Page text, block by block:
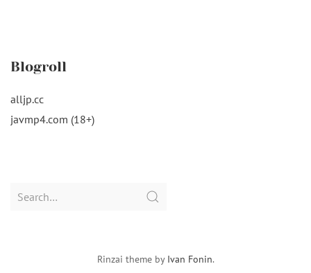
Blogroll
alljp.cc
javmp4.com (18+)
Search
Rinzai theme by Ivan Fonin.